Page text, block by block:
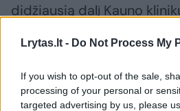
Lrytas.lt - Do Not Process My
If you wish to opt-out of the sale,
processing of your personal or
targeted advertising by us, please
didžiausią dalį Kauno
Rizikos grupių – keturios